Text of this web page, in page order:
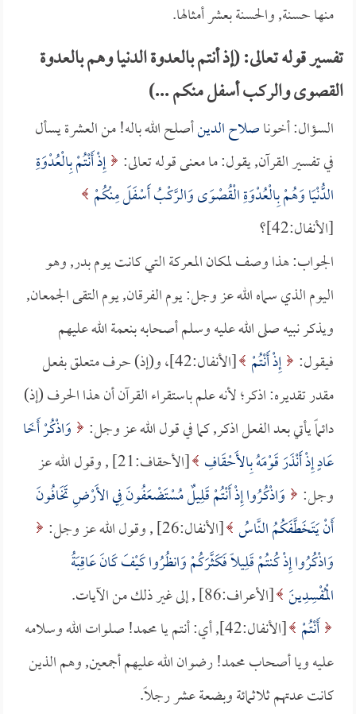
منها حسنة, والحسنة بعشر أمثالها.
تفسير قوله تعالى: (إذ أنتم بالعدوة الدنيا وهم بالعدوة
القصوى والركب أسفل منكم ...)
السؤال: أخوناصلاح الدينأصلح الله باله! من العشرة يسأل
في تفسير القرآن, يقول: ما معنى قوله تعالى: إِذْ أَنْتُمْ بِالْعُدْوَةِ
الدُّنْيَا وَهُمْ بِالْعُدْوَةِ الْقُصْوَى وَالرَّكْبُ أَسْفَلَ مِنْكُمْ
[الأنفال:42]؟
الجواب: هذا وصف لمكان المعركة التي كانت يوم بدر, وهو
اليوم الذي سماه الله عز وجل: يوم الفرقان, يوم التقى الجمعان,
ويذكر نبيه صلى الله عليه وسلم أصحابه بنعمة الله عليهم
فيقول: إِذْ أَنْتُمْ
[الأنفال:42]، و(إذ) حرف متعلق بفعل
مقدر تقديره: اذكر؛ لأنه علم باستقراء القرآن أن هذا الحرف (إذ)
دائماً يأتي بعد الفعل اذكر, كما في قول الله عز وجل:
وَاذْكُرْ أَخَا
عَادٍ إِذْ أَنْذَرَ قَوْمَهُ بِالأَحْقَافِ
[الأحقاف:21] , وقول الله عز
وجل:
وَاذْكُرُوا إِذْ أَنْتُمْ قَلِيلٌ مُسْتَضْعَفُونَ فِي الأَرْضِ تَخَافُونَ
أَنْ يَتَخَطَّفَكُمُ النَّاسُ [الأنفال:26] , وقول الله عز وجل:
وَاذْكُرُوا إِذْ كُنتُمْ قَلِيلًا فَكَثَّرَكُمْ وَانظُرُوا كَيْفَ كَانَ عَاقِبَةُ
الْمُفْسِدِينَ [الأعراف:86] , إلى غير ذلك من الآيات.
أَنْتُمْ
[الأنفال:42], أي: أنتم يا محمد! صلوات الله وسلامه
عليه ويا أصحاب محمد! رضوان الله عليهم أجمعين, وهم الذين
كانت عدتهم ثلاثمائة وبضعة عشر رجلاً.